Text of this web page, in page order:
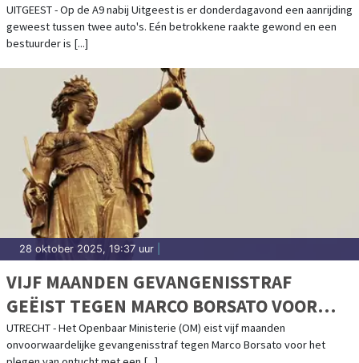
UITGEEST - Op de A9 nabij Uitgeest is er donderdagavond een aanrijding
geweest tussen twee auto's. Eén betrokkene raakte gewond en een
bestuurder is [...]
28 oktober 2025, 19:37 uur
VIJF MAANDEN GEVANGENISSTRAF
GEËIST TEGEN MARCO BORSATO VOOR
ONTUCHT MET MINDERJARIGE
UTRECHT - Het Openbaar Ministerie (OM) eist vijf maanden
onvoorwaardelijke gevangenisstraf tegen Marco Borsato voor het